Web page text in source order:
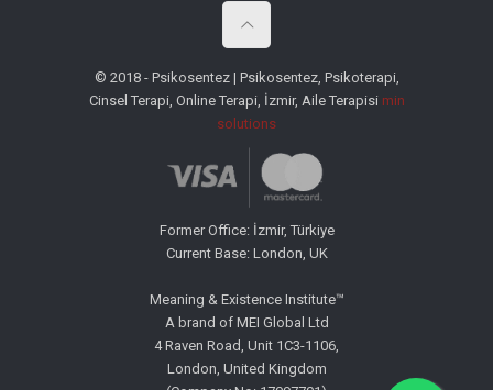
© 2018 - Psikosentez | Psikosentez, Psikoterapi,
Cinsel Terapi, Online Terapi, İzmir, Aile Terapisi min
solutions
Former Office: İzmir, Türkiye
Current Base: London, UK
Meaning & Existence Institute™
A brand of MEI Global Ltd
4 Raven Road, Unit 1C3-1106,
London, United Kingdom